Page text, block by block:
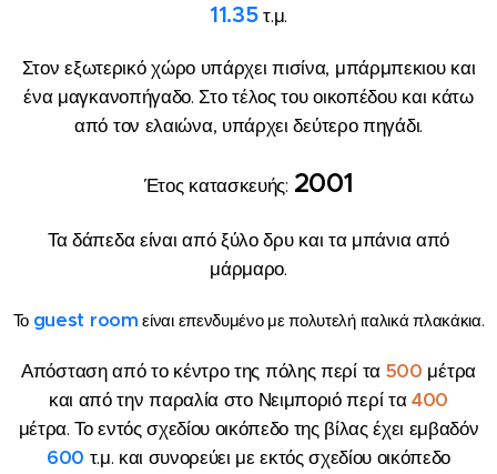
11.35τ.μ.
Στον εξωτερικό χώρο υπάρχει πισίνα, μπάρμπεκιου και
ένα μαγκανοπήγαδο. Στο τέλος του οικοπέδου και κάτω
από τον ελαιώνα, υπάρχει δεύτερο πηγάδι.
Έτος κατασκευής: 2001
Τα δάπεδα είναι από ξύλο δρυ και τα μπάνια από
μάρμαρο.
Το guest room είναι επενδυμένο με πολυτελή ιταλικά πλακάκια.
Απόσταση από το κέντρο της πόλης περί τα 500 μέτρα
και από την παραλία στο Νειμποριό περί τα400
μέτρα.Το εντός σχεδίου οικόπεδο της βίλας έχει εμβαδόν
600 τ.μ. και συνορεύει με εκτός σχεδίου οικόπεδο